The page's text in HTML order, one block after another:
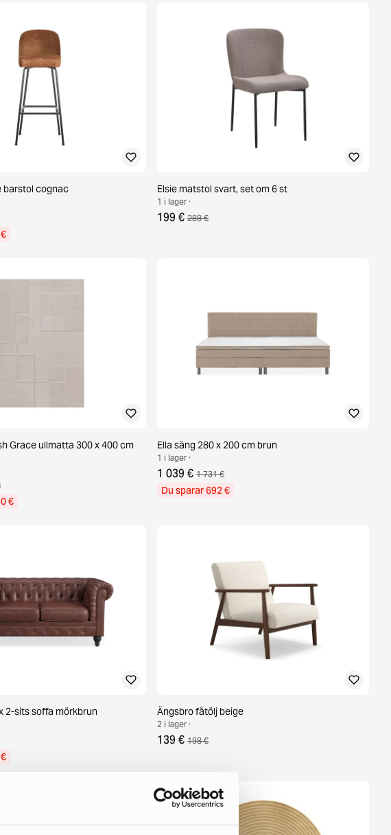
barstol cognac Elsie matstol svart, set om 6 st
1 i lager ·
199 € 288 €
Grace ullmatta 300 x 400 cm
€
Ella säng 280 x 200 cm brun
1 i lager ·
1 039 € 1 731 €
Du sparar 692 €
2-sits soffa mörkbrun Ängsbro fåtölj beige
2 i lager ·
139 € 198 €